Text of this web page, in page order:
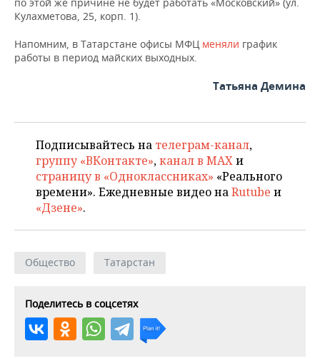
по этой же причине не будет работать «Московский» (ул.
Кулахметова, 25, корп. 1).
Напомним, в Татарстане офисы МФЦ меняли график
работы в период майских выходных.
Татьяна Демина
Подписывайтесь на телеграм-канал,
группу «ВКонтакте»,канал в MAXи
страницу в «Одноклассниках» «Реального
времени». Ежедневные видео наRutube и
«Дзене».
Общество Татарстан
Поделитесь в соцсетях